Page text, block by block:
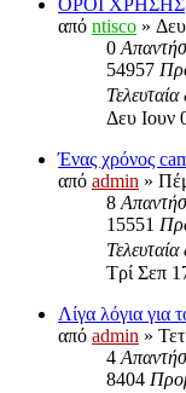
ΟΡΟΙ ΧΡΗΣΗΣ
από ntisco »
0
54957
Δευ Ιουν
Ένας χρόνος
από admin »
8
15551
Τρί Σεπ
Λίγα λόγια για
από admin »
4
8404